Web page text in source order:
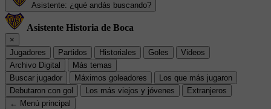
Asistente: ¿qué andás buscando?
Asistente Historia de Boca
×
Jugadores
Partidos Historiales Goles
Videos
Archivo Digital
Más temas
Buscar jugador
Máximos goleadores
Los que más jugaron
Debutaron con gol
Los más viejos y jóvenes
Extranjeros
← Menú principal